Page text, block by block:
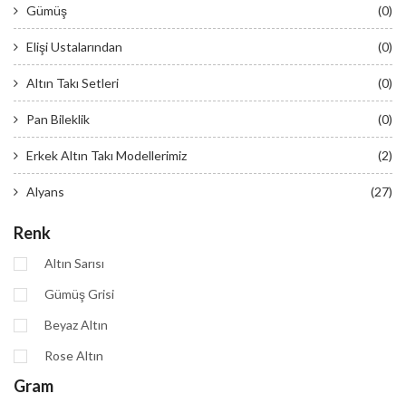
Gümüş (0)
Elişi Ustalarından (0)
Altın Takı Setleri (0)
Pan Bileklik (0)
Erkek Altın Takı Modellerimiz (2)
Alyans (27)
Renk
Altın Sarısı
Gümüş Grisi
Beyaz Altın
Rose Altın
Gram